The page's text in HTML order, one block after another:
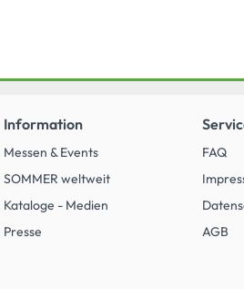
Information
Messen & Events
SOMMER weltweit
Kataloge - Medien
Presse
FAQ
AGB